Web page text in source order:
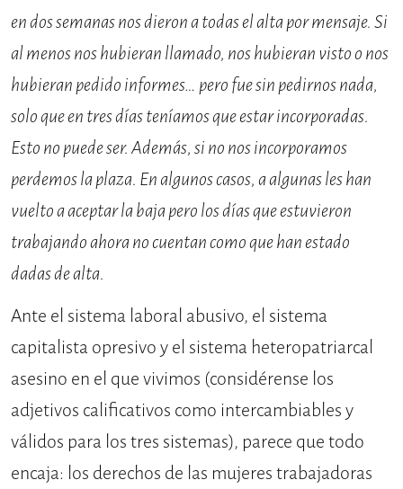
en dos semanas nos dieron a todas el alta por mensaje. Si
al menos nos hubieran llamado, nos hubieran visto o nos
hubieran pedido informes… pero fue sin pedirnos nada,
solo que en tres días teníamos que estar incorporadas.
Esto no puede ser. Además, si no nos incorporamos
perdemos la plaza. En algunos casos, a algunas les han
vuelto a aceptar la baja pero los días que estuvieron
trabajando ahora no cuentan como que han estado
dadas de alta.
Ante el sistema laboral abusivo, el sistema
capitalista opresivo y el sistema heteropatriarcal
asesino en el que vivimos (considérense los
adjetivos calificativos como intercambiables y
válidos para los tres sistemas), parece que todo
encaja: los derechos de las mujeres trabajadoras